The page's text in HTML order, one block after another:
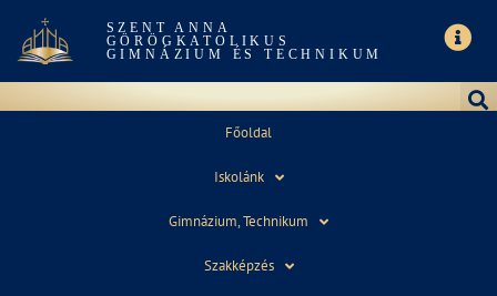
SZENT ANNA
GÖRÖGKATOLIKUS
GIMNÁZIUM ÉS TECHNIKUM
Főoldal
Iskolánk
Gimnázium, Technikum
Szakképzés
ELÉGEDETTSÉG MÉRÉS – OSZTÁLYOK